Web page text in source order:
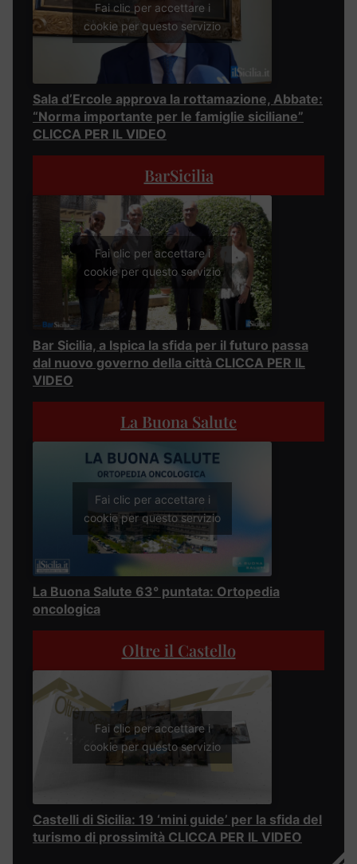
Fai clic per accettare i
cookie per questo servizio
Sala d’Ercole approva la rottamazione, Abbate:
“Norma importante per le famiglie siciliane”
CLICCA PER IL VIDEO
BarSicilia
Fai clic per accettare i
cookie per questo servizio
Bar Sicilia, a Ispica la sfida per il futuro passa
dal nuovo governo della città CLICCA PER IL
VIDEO
La Buona Salute
Fai clic per accettare i
cookie per questo servizio
La Buona Salute 63° puntata: Ortopedia
oncologica
Oltre il Castello
Fai clic per accettare i
cookie per questo servizio
Castelli di Sicilia: 19 ‘mini guide’ per la sfida del
turismo di prossimità CLICCA PER IL VIDEO